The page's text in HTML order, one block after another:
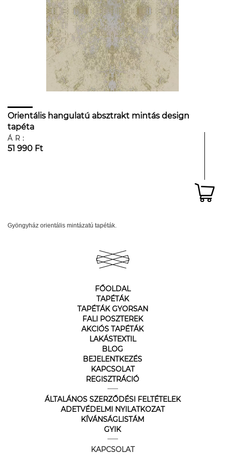
Orientális hangulatú absztrakt mintás design
tapéta
ÁR:
51 990 Ft
Gyöngyház orientális mintázatú tapéták.
FŐOLDAL
TAPÉTÁK
TAPÉTÁK GYORSAN
FALI POSZTEREK
AKCIÓS TAPÉTÁK
LAKÁSTEXTIL
BLOG
BEJELENTKEZÉS
KAPCSOLAT
REGISZTRÁCIÓ
ÁLTALÁNOS SZERZŐDÉSI FELTÉTELEK
ADETVÉDELMI NYILATKOZAT
KÍVÁNSÁGLISTÁM
GYIK
KAPCSOLAT